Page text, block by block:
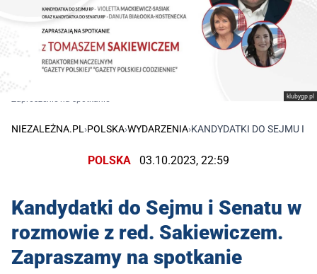
klubygp.pl
Zaproszenie na spotkanie
NIEZALEŻNA.PL ›POLSKA›WYDARZENIA›KANDYDATKI DO SEJMU I
POLSKA 03.10.2023, 22:59
Kandydatki do Sejmu i Senatu w
rozmowie z red. Sakiewiczem.
Zapraszamy na spotkanie